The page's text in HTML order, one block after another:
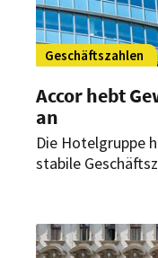
Geschäftszahlen
Accor hebt
an
Die Hotelgruppe
stabile
Börsennotierung
Markenportfolios